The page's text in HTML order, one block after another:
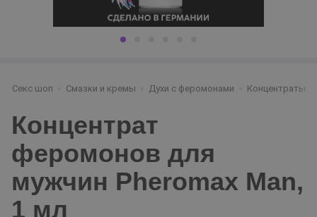
Секс шоп Смазки и кремы Духи с феромонами Концентраты
Концентрат
феромонов для
мужчин Pheromax Man,
1 мл